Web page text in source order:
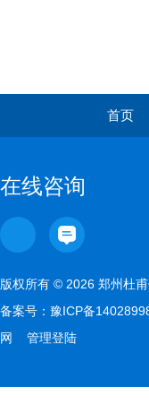
首页
在线咨询
版权所有 © 2026 郑州杜
备案号： 豫ICP备
网
管理登陆